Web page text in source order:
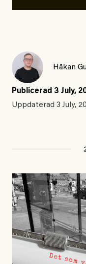
Håkan
Publicerad 3 July,
Uppdaterad 3 July,